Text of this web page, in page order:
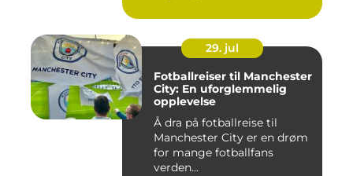
29. jul
Fotballreiser til Manchester
City: En uforglemmelig
opplevelse
Å dra på fotballreise til
Manchester City er en drøm
for mange fotballfans
verden...